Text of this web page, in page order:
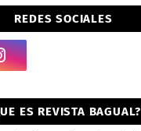
REDES SOCIALES
ES REVISTA BAGUAL?